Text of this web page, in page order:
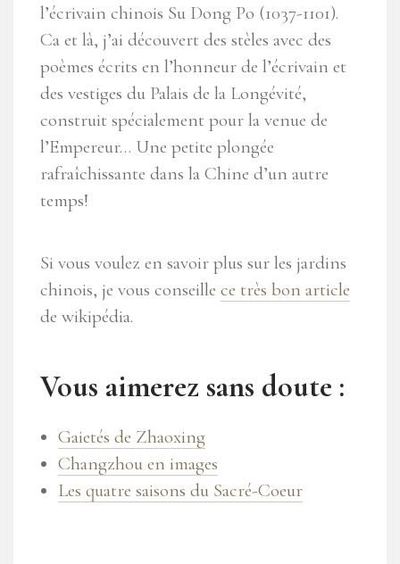
l’écrivain chinois Su Dong Po (1037-1101).
Ca et là, j’ai découvert des stèles avec des
poèmes écrits en l’honneur de l’écrivain et
des vestiges du Palais de la Longévité,
construit spécialement pour la venue de
l’Empereur… Une petite plongée
rafraîchissante dans la Chine d’un autre
temps!
Si vous voulez en savoir plus sur les jardins
chinois, je vous conseille ce très bon article
de wikipédia.
Vous aimerez sans doute :
Gaietés de Zhaoxing
Changzhou en images
Les quatre saisons du Sacré-Coeur